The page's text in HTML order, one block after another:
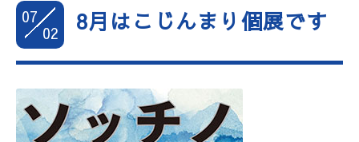
07
02
8月はこじんまり個展です